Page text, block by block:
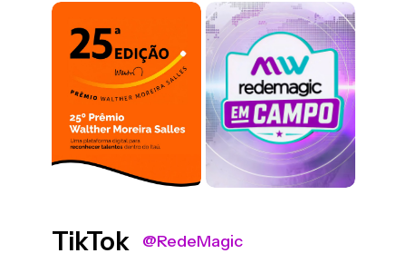
TikTok @RedeMagic